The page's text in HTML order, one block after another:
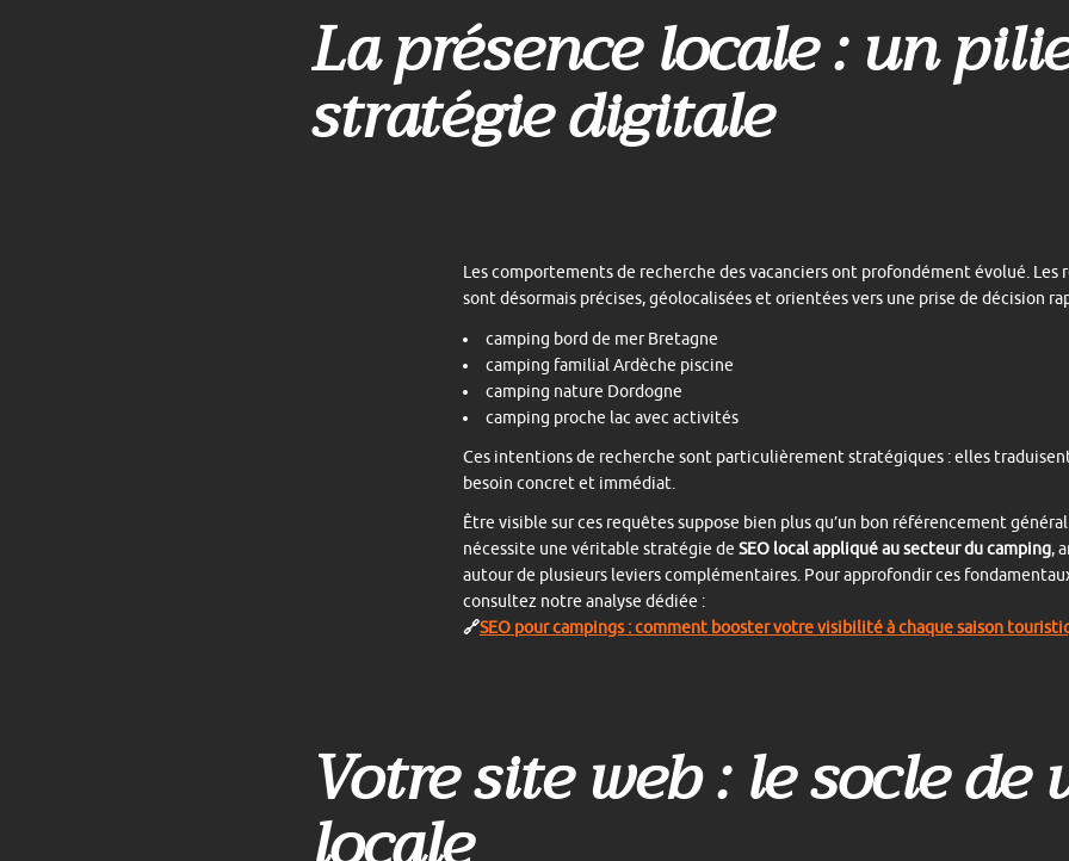
La présence locale : un
stratégie digitale
Les comportements de recherche des vacanciers ont profondément évolué. Les
sont désormais précises, géolocalisées et orientées vers une prise de décision
camping bord de mer Bretagne
camping familial Ardèche piscine
camping nature Dordogne
camping proche lac avec activités
Ces intentions de recherche sont particulièrement stratégiques : elles
besoin concret et immédiat.
Être visible sur ces requêtes suppose bien plus qu’un bon référencement
nécessite une véritable stratégie de SEO local appliqué au secteur du camping,
autour de plusieurs leviers complémentaires. Pour approfondir ces
consultez notre analyse dédiée :
🔗SEO pour campings : comment booster votre visibilité à chaque saison
Votre site web : le socle